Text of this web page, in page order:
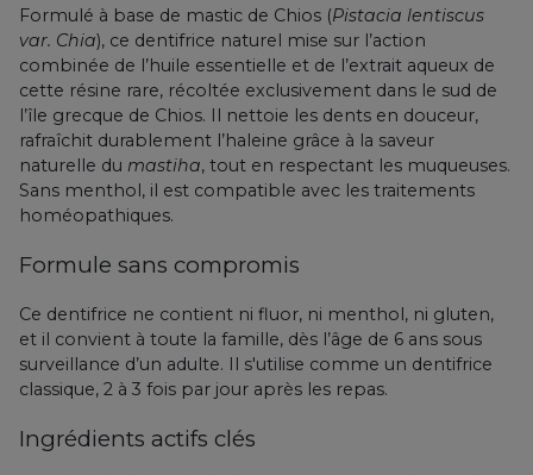
Formulé à base de mastic de Chios (Pistacia lentiscus
var. Chia), ce dentifrice naturel mise sur l’action
combinée de l’huile essentielle et de l’extrait aqueux de
cette résine rare, récoltée exclusivement dans le sud de
l’île grecque de Chios. Il nettoie les dents en douceur,
rafraîchit durablement l’haleine grâce à la saveur
naturelle du mastiha, tout en respectant les muqueuses.
Sans menthol, il est compatible avec les traitements
homéopathiques.
Formule sans compromis
Ce dentifrice ne contient ni fluor, ni menthol, ni gluten,
et il convient à toute la famille, dès l’âge de 6 ans sous
surveillance d’un adulte. Il s'utilise comme un dentifrice
classique, 2 à 3 fois par jour après les repas.
Ingrédients actifs clés